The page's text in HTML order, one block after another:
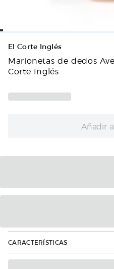
El Corte Inglés
Marionetas de dedos
Corte Inglés
Añadir
CARACTERÍSTICAS